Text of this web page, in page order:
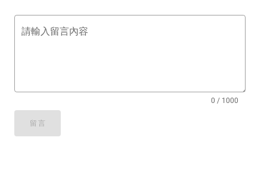
請輸入留言內容
0 / 1000
留言